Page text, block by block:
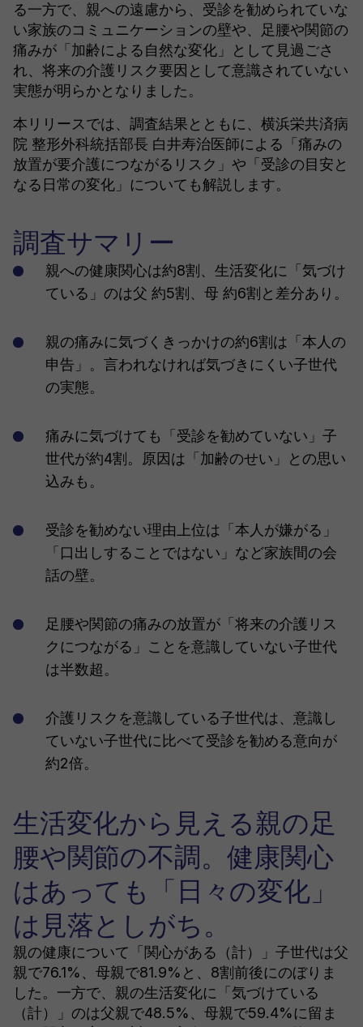
る一方で、親への遠慮から、受診を勧められていな
い家族のコミュニケーションの壁や、足腰や関節の
痛みが「加齢による自然な変化」として見過ごさ
れ、将来の介護リスク要因として意識されていない
実態が明らかとなりました。
本リリースでは、調査結果とともに、横浜栄共済病
院 整形外科統括部長 白井寿治医師による「痛みの
放置が要介護につながるリスク」や「受診の目安と
なる日常の変化」についても解説します。
調査サマリー
親への健康関心は約8割、生活変化に「気づけ
ている」のは父 約5割、母 約6割と差分あり。
親の痛みに気づくきっかけの約6割は「本人の
申告」。言われなければ気づきにくい子世代
の実態。
痛みに気づけても「受診を勧めていない」子
世代が約4割。原因は「加齢のせい」との思い
込みも。
受診を勧めない理由上位は「本人が嫌がる」
「口出しすることではない」など家族間の会
話の壁。
足腰や関節の痛みの放置が「将来の介護リス
クにつながる」ことを意識していない子世代
は半数超。
介護リスクを意識している子世代は、意識し
ていない子世代に比べて受診を勧める意向が
約2倍。
生活変化から見える親の足
腰や関節の不調。健康関心
はあっても「日々の変化」
は見落としがち。
親の健康について「関心がある（計）」子世代は父
親で76.1%、母親で81.9%と、8割前後にのぼりま
した。一方で、親の生活変化に「気づけている
（計）」のは父親で48.5%、母親で59.4%に留ま